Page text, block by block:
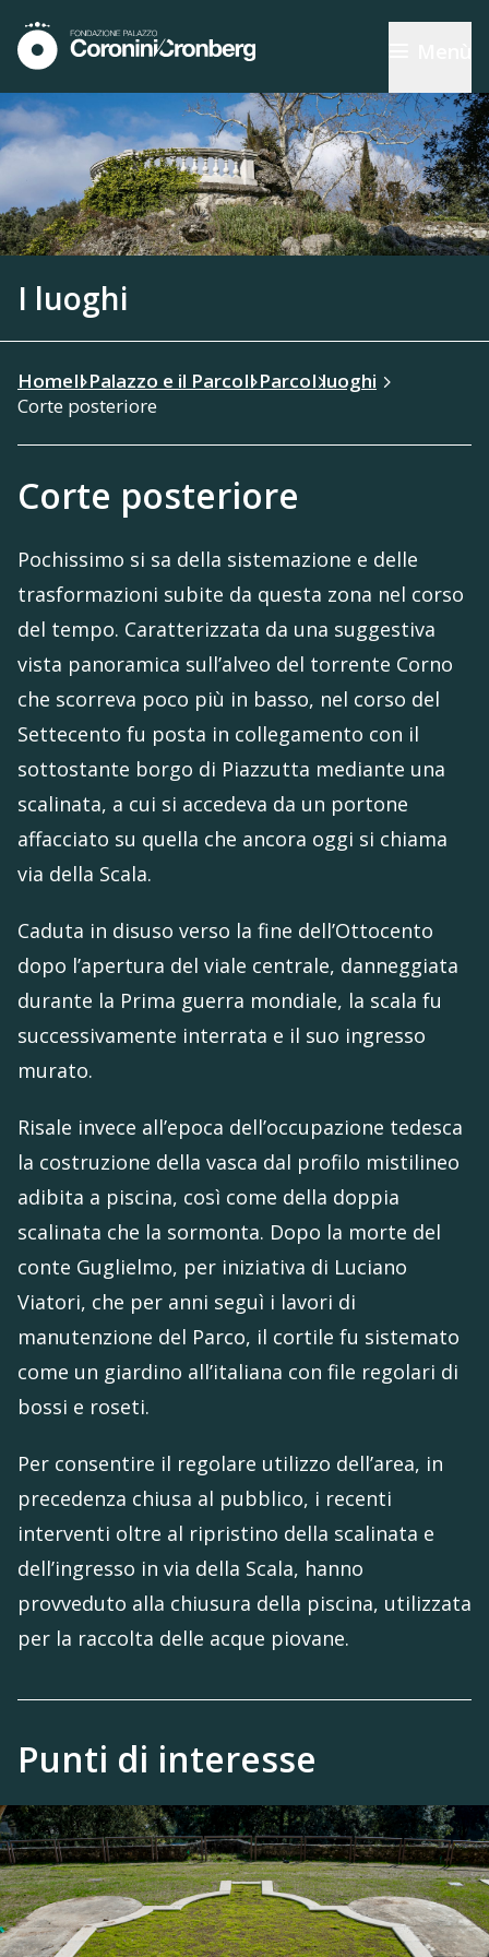
I luoghi
HomeIl Palazzo e il ParcoIl ParcoI luoghi
Corte posteriore
Corte posteriore
Pochissimo si sa della sistemazione e delle
trasformazioni subite da questa zona nel corso
del tempo. Caratterizzata da una suggestiva
vista panoramica sull’alveo del torrente Corno
che scorreva poco più in basso, nel corso del
Settecento fu posta in collegamento con il
sottostante borgo di Piazzutta mediante una
scalinata, a cui si accedeva da un portone
affacciato su quella che ancora oggi si chiama
via della Scala.
Caduta in disuso verso la fine dell’Ottocento
dopo l’apertura del viale centrale, danneggiata
durante la Prima guerra mondiale, la scala fu
successivamente interrata e il suo ingresso
murato.
Risale invece all’epoca dell’occupazione tedesca
la costruzione della vasca dal profilo mistilineo
adibita a piscina, così come della doppia
scalinata che la sormonta. Dopo la morte del
conte Guglielmo, per iniziativa di Luciano
Viatori, che per anni seguì i lavori di
manutenzione del Parco, il cortile fu sistemato
come un giardino all’italiana con file regolari di
bossi e roseti.
Per consentire il regolare utilizzo dell’area, in
precedenza chiusa al pubblico, i recenti
interventi oltre al ripristino della scalinata e
dell’ingresso in via della Scala, hanno
provveduto alla chiusura della piscina, utilizzata
per la raccolta delle acque piovane.
Punti di interesse